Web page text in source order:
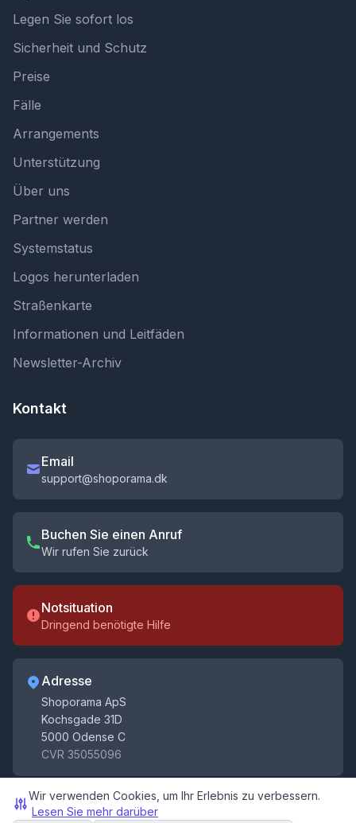
Legen Sie sofort los
Sicherheit und Schutz
Preise
Fälle
Arrangements
Unterstützung
Über uns
Partner werden
Systemstatus
Logos herunterladen
Straßenkarte
Informationen und Leitfäden
Newsletter-Archiv
Kontakt
Email
support@shoporama.dk
Buchen Sie einen Anruf
Wir rufen Sie zurück
Notsituation
Dringend benötigte Hilfe
Adresse
Shoporama ApS
Kochsgade 31D
5000 Odense C
CVR 35055096
Holen Sie sich Tipps für Ihren Webshop
Erhalten Sie Tipps, Neuigkeiten und Aktualisierungen
zum elektronischen Handel
Mit der Anmeldung erklären Sie sich mit unseren
Bedingungen
undDatenschutzbestimmungen
können sich jederzeit wieder abmelden.
Wir verwenden Cookies, um Ihr Erlebnis zu verbessern.
Lesen Sie mehr darüber